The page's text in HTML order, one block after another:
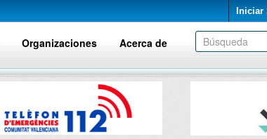
Iniciar
Organizaciones Acerca de